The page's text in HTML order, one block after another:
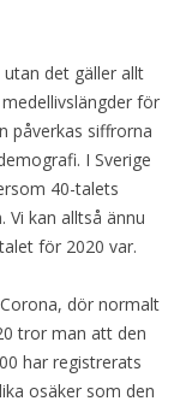
det gäller allt
för
påverkas siffrorna
I Sverige
40-talets
Vi kan alltså ännu
för 2020 var.
dör normalt
tror man att den
har registrerats
osäker som den